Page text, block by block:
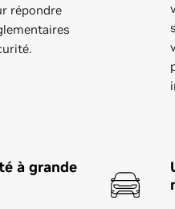
répondre
à grande